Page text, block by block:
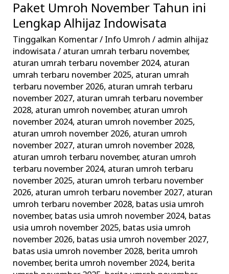
Paket Umroh November Tahun ini
Lengkap Alhijaz Indowisata
Tinggalkan Komentar/ Info Umroh / admin alhijaz
indowisata/ aturan umrah terbaru november,
aturan umrah terbaru november 2024, aturan
umrah terbaru november 2025, aturan umrah
terbaru november 2026, aturan umrah terbaru
november 2027, aturan umrah terbaru november
2028, aturan umroh november, aturan umroh
november 2024, aturan umroh november 2025,
aturan umroh november 2026, aturan umroh
november 2027, aturan umroh november 2028,
aturan umroh terbaru november, aturan umroh
terbaru november 2024, aturan umroh terbaru
november 2025, aturan umroh terbaru november
2026, aturan umroh terbaru november 2027, aturan
umroh terbaru november 2028, batas usia umroh
november, batas usia umroh november 2024, batas
usia umroh november 2025, batas usia umroh
november 2026, batas usia umroh november 2027,
batas usia umroh november 2028, berita umroh
november, berita umroh november 2024, berita
Paket
Umroh
November
Tahun
ini
Lengkap
Alhijaz
Indowisata